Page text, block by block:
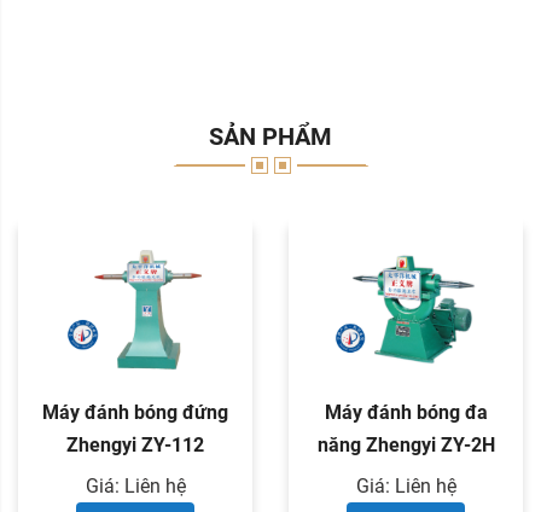
SẢN PHẨM
Máy đánh bóng đứng
Zhengyi ZY-112
Giá: Liên hệ
Máy đánh bóng đa
năng Zhengyi ZY-2H
và ZY-4H
Giá: Liên hệ